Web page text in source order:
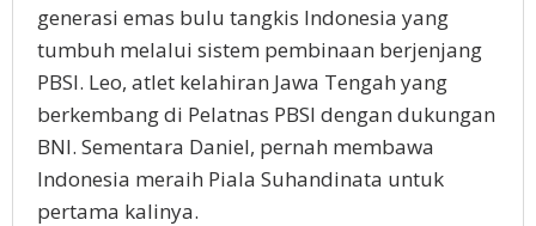
generasi emas bulu tangkis Indonesia yang
tumbuh melalui sistem pembinaan berjenjang
PBSI. Leo, atlet kelahiran Jawa Tengah yang
berkembang di Pelatnas PBSI dengan dukungan
BNI. Sementara Daniel, pernah membawa
Indonesia meraih Piala Suhandinata untuk
pertama kalinya.